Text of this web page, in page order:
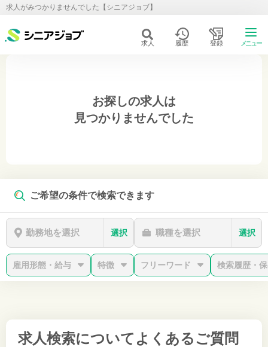
求人がみつかりませんでした【シニアジョブ】
求人 履歴 登録 メニュー
お探しの求人は
見つかりませんでした
ご希望の条件で検索できます
勤務地を選択 選択 職種を選択 選択
雇用形態・給与 特徴 フリーワード 検索履歴・
求人検索について よくあるご質問